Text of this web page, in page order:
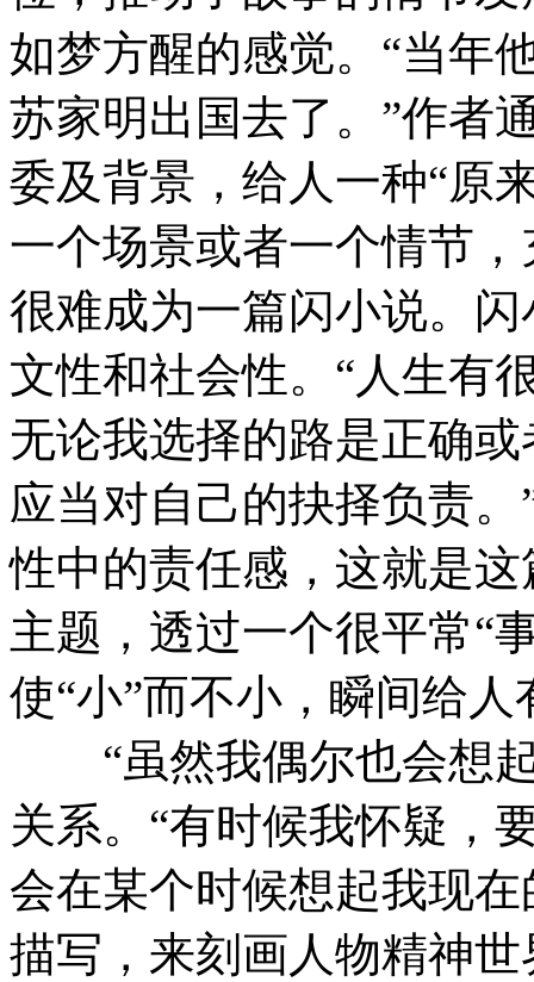
如梦方醒的感觉。“当年
苏家明出国去了。”作者
委及背景，给人一种“原
一个场景或者一个情节
很难成为一篇闪小说。
文性和社会性。“人生有
无论我选择的路是正确
应当对自己的抉择负责
性中的责任感，这就是
主题，透过一个很平常“
使“小”而不小，瞬间给
“虽然我偶尔也会想起
关系。“有时候我怀疑，
会在某个时候想起我现
描写，来刻画人物精神